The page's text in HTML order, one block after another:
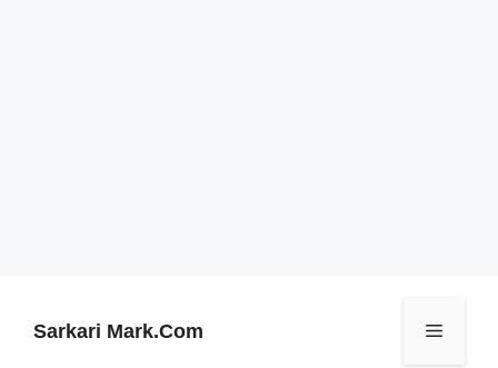
Sarkari Mark.Com Menu